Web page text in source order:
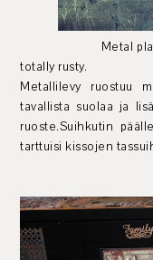
Metal plate. Salt
totally rusty.
Metallilevy ruostuu
tavallista suolaa ja
ruoste.Suihkutin
tarttuisi kissojen